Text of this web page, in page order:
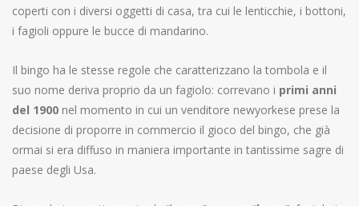
coperti con i diversi oggetti di casa, tra cui le lenticchie, i bottoni,
i fagioli oppure le bucce di mandarino.
Il bingo ha le stesse regole che caratterizzano la tombola e il
suo nome deriva proprio da un fagiolo: correvano i primi anni
del 1900 nel momento in cui un venditore newyorkese prese la
decisione di proporre in commercio il gioco del bingo, che già
ormai si era diffuso in maniera importante in tantissime sagre di
paese degli Usa.